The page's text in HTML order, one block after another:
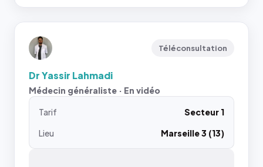
Téléconsultation
Dr Yassir Lahmadi
Médecin généraliste · En vidéo
Tarif
Secteur 1
Lieu
Marseille 3 (13)